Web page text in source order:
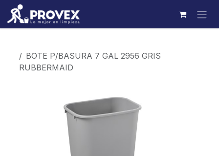
Ir al contenido
BOTE P/BASURA 7 GAL 2956 GRIS
RUBBERMAID